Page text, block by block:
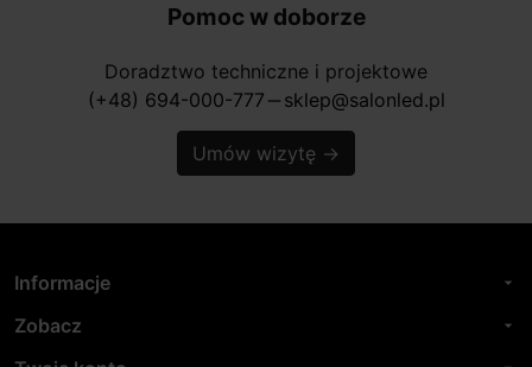
Pomoc w doborze
Doradztwo techniczne i projektowe
(+48) 694-000-777 horizontal_rule sklep@salonled.pl
Umów wizytę →
Informacje arrow_drop_down
Zobacz arrow_drop_down